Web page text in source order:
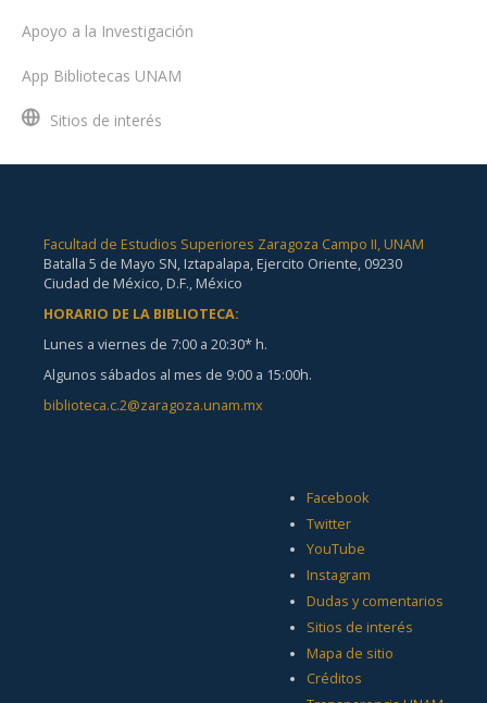
Apoyo a la Investigación
App Bibliotecas UNAM
Sitios de interés
Facultad de Estudios Superiores Zaragoza Campo II, UNAM
Batalla 5 de Mayo SN, Iztapalapa, Ejercito Oriente, 09230
Ciudad de México, D.F., México
HORARIO DE LA BIBLIOTECA:
Lunes a viernes de 7:00 a 20:30* h.
Algunos sábados al mes de 9:00 a 15:00h.
biblioteca.c.2@zaragoza.unam.mx
Facebook
Twitter
YouTube
Instagram
Dudas y comentarios
Sitios de interés
Mapa de sitio
Créditos